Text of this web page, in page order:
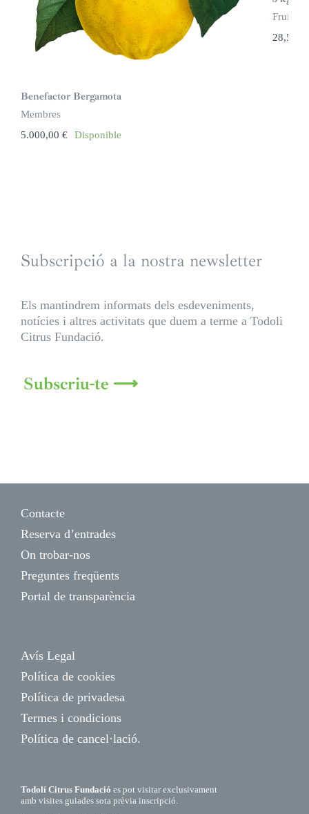
Benefactor Bergamota
Membres
5.000,00 € Disponible
Fruita
28,50
Subscripció a la nostra newsletter
Els mantindrem informats dels esdeveniments,
notícies i altres activitats que duem a terme a Todoli
Citrus Fundació.
Subscriu-te ⟶
Contacte
Reserva d’entrades
On trobar-nos
Preguntes freqüents
Portal de transparència
Avís Legal
Política de cookies
Política de privadesa
Termes i condicions
Política de cancel·lació.
Todolí Citrus Fundació es pot visitar exclusivament
amb visites guiades sota prèvia inscripció.